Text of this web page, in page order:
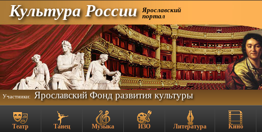
Культура России Ярославский
портал
Участники: Ярославский Фонд развития культуры
Театр Танец Музыка ИЗО Литература Кино